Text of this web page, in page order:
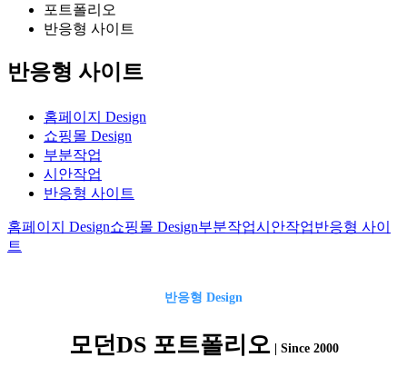
포트폴리오
반응형 사이트
반응형 사이트
홈페이지 Design
쇼핑몰 Design
부분작업
시안작업
반응형 사이트
홈페이지 Design쇼핑몰 Design부분작업시안작업반응형 사이
트
반응형 Design
모던DS 포트폴리오 | Since 2000